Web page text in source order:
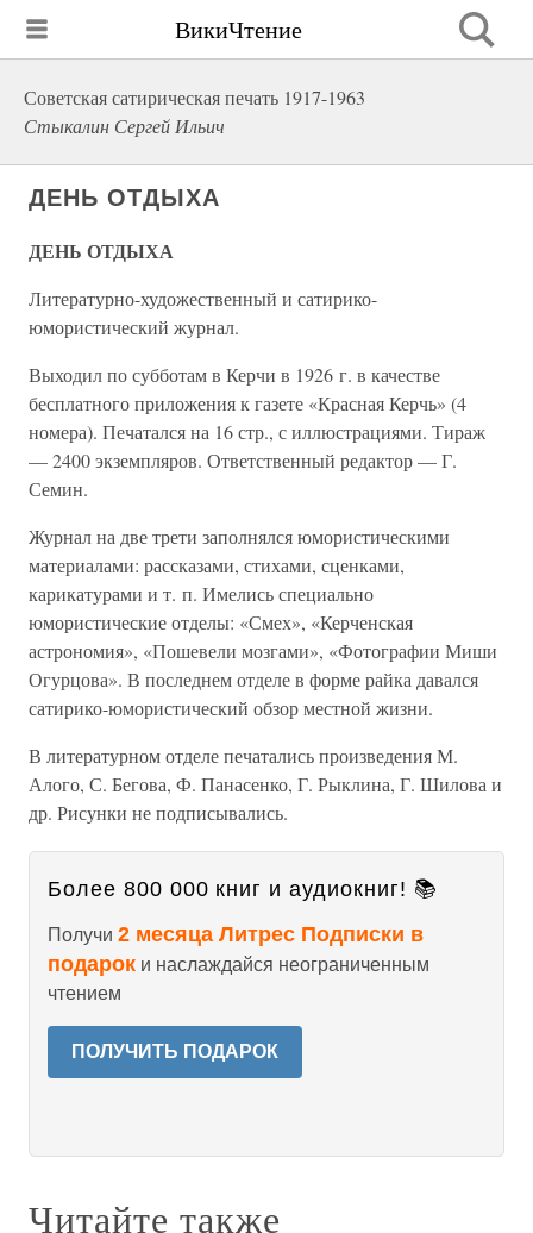
ВикиЧтение
Советская сатирическая печать 1917-1963
Стыкалин Сергей Ильич
ДЕНЬ ОТДЫХА
ДЕНЬ ОТДЫХА
Литературно-художественный и сатирико-
юмористический журнал.
Выходил по субботам в Керчи в 1926 г. в качестве
бесплатного приложения к газете «Красная Керчь» (4
номера). Печатался на 16 стр., с иллюстрациями. Тираж
— 2400 экземпляров. Ответственный редактор — Г.
Семин.
Журнал на две трети заполнялся юмористическими
материалами: рассказами, стихами, сценками,
карикатурами и т. п. Имелись специально
юмористические отделы: «Смех», «Керченская
астрономия», «Пошевели мозгами», «Фотографии Миши
Огурцова». В последнем отделе в форме райка давался
сатирико-юмористический обзор местной жизни.
В литературном отделе печатались произведения М.
Алого, С. Бегова, Ф. Панасенко, Г. Рыклина, Г. Шилова и
др. Рисунки не подписывались.
Более 800 000 книг и аудиокниг! 📚
Получи 2 месяца Литрес Подписки в
подарок и наслаждайся неограниченным
чтением
ПОЛУЧИТЬ ПОДАРОК
Читайте также